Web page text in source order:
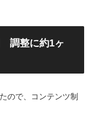
調整に約1ヶ
ので、コンテンツ制